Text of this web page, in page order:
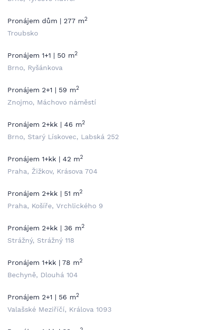
Pronájem dům | 277 m2
Troubsko
Pronájem 1+1 | 50 m2
Brno, Ryšánkova
Pronájem 2+1 | 59 m2
Znojmo, Máchovo náměstí
Pronájem 2+kk | 46 m2
Brno, Starý Lískovec, Labská 252
Pronájem 1+kk | 42 m2
Praha, Žižkov, Krásova 704
Pronájem 2+kk | 51 m2
Praha, Košíře, Vrchlického 9
Pronájem 2+kk | 36 m2
Strážný, Strážný 118
Pronájem 1+kk | 78 m2
Bechyně, Dlouhá 104
Pronájem 2+1 | 56 m2
Valašské Meziříčí, Králova 1093